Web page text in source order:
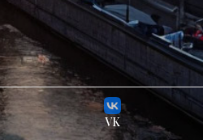
VK